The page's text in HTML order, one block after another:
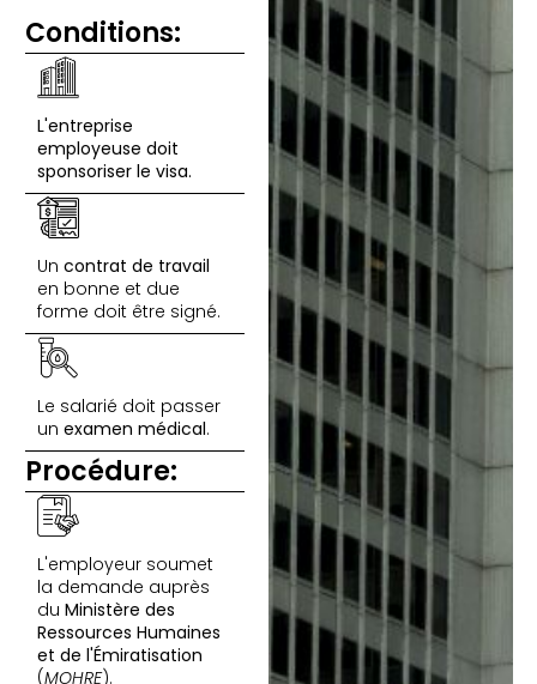
Conditions:
L'entreprise
employeuse doit
sponsoriser le visa.
Un contrat de travail
en bonne et due
forme doit être signé.
Le salarié doit passer
un examen médical.
Procédure:
L'employeur soumet
la demande auprès
du Ministère des
Ressources Humaines
et de l'Émiratisation
(MOHRE).